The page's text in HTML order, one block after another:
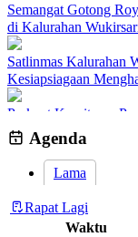
Semangat Gotong
di Kalurahan
Satlinmas Kalurahan
Kesiapsiagaan
Perkuat Komitmen
Menggelar Sosialisasi
Agenda
Lama
Rapat Lagi
Waktu